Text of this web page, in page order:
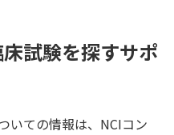
試験を探すサポ
いての情報は、NCIコン